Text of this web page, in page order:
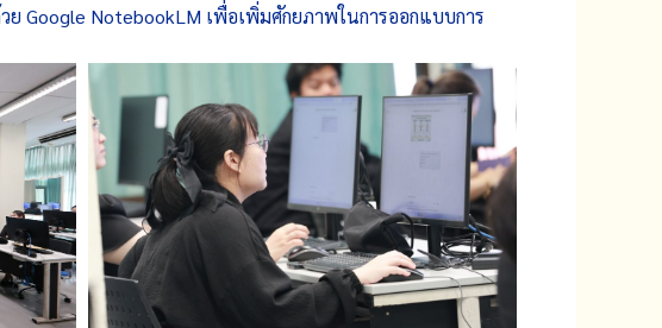
ย Google NotebookLM เพื่อเพิ่มศักยภาพในการออกแบบการ